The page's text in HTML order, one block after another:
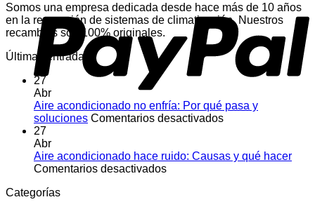
Somos una empresa dedicada desde hace más de 10 años
en la reparación de sistemas de climatización. Nuestros
recambios son 100% originales.
Últimas entradas
27
Abr
Aire acondicionado no enfría: Por qué pasa y
soluciones Comentarios desactivadosen
no
27
Abr
Aire acondicionado hace ruido: Causas y qué hacer
Comentarios desactivadosen
Categorías